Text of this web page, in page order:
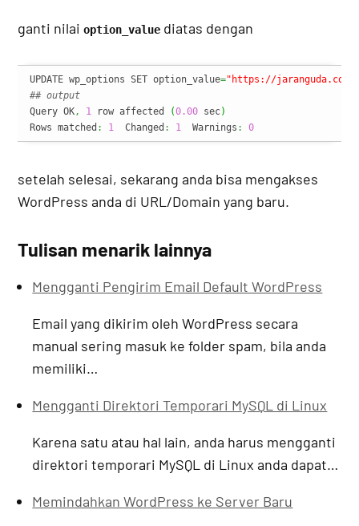
ganti nilaioption_value diatas dengan
UPDATE wp_options SET option_value="https://jaranguda.com"
## output
Query OK, 1 row affected (0.00 sec)
Rows matched : 1
  Changed
: 1
  Warnings
: 0
setelah selesai, sekarang anda bisa mengakses
WordPress anda di URL/Domain yang baru.
Tulisan menarik lainnya
Mengganti Pengirim Email Default WordPress
Email yang dikirim oleh WordPress secara
manual sering masuk ke folder spam, bila anda
memiliki…
Mengganti Direktori Temporari MySQL di Linux
Karena satu atau hal lain, anda harus mengganti
direktori temporari MySQL di Linux anda dapat…
Memindahkan WordPress ke Server Baru